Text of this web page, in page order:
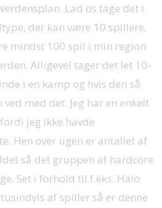
Lad os tage det i
der kan være 10 spillere,
mindst 100 spil i min region
Alligevel tager det let 10-
i en kamp og hvis den så
med det. Jeg har en enkelt
jeg ikke havde
Hen over ugen er antallet af
så det gruppen af hardcore
Set i forhold til f.eks. Halo
af spiller så er denne